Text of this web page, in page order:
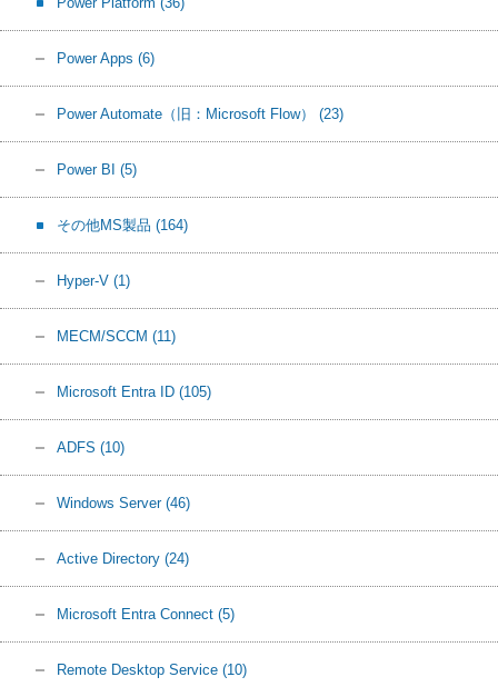
Power Apps (6)
Power Automate（旧：Microsoft Flow） (23)
Power BI (5)
その他MS製品 (164)
Hyper-V (1)
MECM/SCCM (11)
Microsoft Entra ID (105)
ADFS (10)
Windows Server (46)
Active Directory (24)
Microsoft Entra Connect (5)
Remote Desktop Service (10)